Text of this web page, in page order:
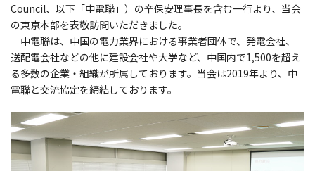
Council、以下「中電聯」）の辛保安理事長を含む一行より、当会
の東京本部を表敬訪問いただきました。
中電聯は、中国の電力業界における事業者団体で、発電会社、
送配電会社などの他に建設会社や大学など、中国内で1,500を超え
る多数の企業・組織が所属しております。当会は2019年より、中
電聯と交流協定を締結しております。